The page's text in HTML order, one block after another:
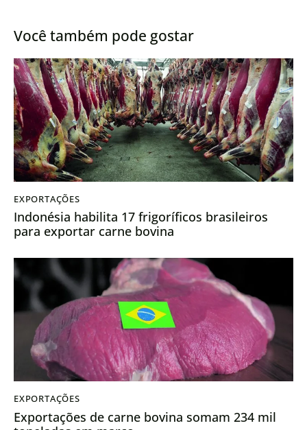
Você também pode gostar
EXPORTAÇÕES
Indonésia habilita 17 frigoríficos brasileiros
para exportar carne bovina
EXPORTAÇÕES
Exportações de carne bovina somam 234 mil